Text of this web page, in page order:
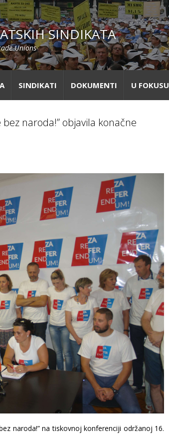
SINDIKATA
Unions
SINDIKATI DOKUMENTI U FOKUSU
naroda!” objavila konačne
naroda!” na tiskovnoj konferenciji održanoj 16.